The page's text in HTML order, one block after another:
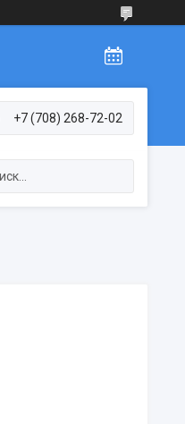
+7 (708) 268-72-02